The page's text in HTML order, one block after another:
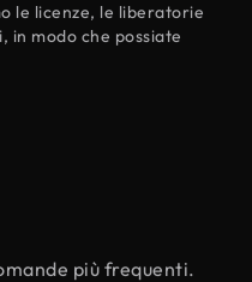
le licenze, le liberatorie
in modo che possiate
più frequenti.